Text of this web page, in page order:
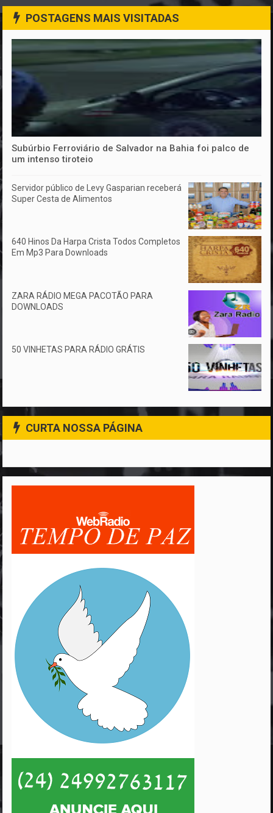
POSTAGENS MAIS VISITADAS
Subúrbio Ferroviário de Salvador na Bahia foi palco de
um intenso tiroteio
Servidor público de Levy Gasparian receberá
Super Cesta de Alimentos
640 Hinos Da Harpa Crista Todos Completos
Em Mp3 Para Downloads
ZARA RÁDIO MEGA PACOTÃO PARA
DOWNLOADS
50 VINHETAS PARA RÁDIO GRÁTIS
CURTA NOSSA PÁGINA